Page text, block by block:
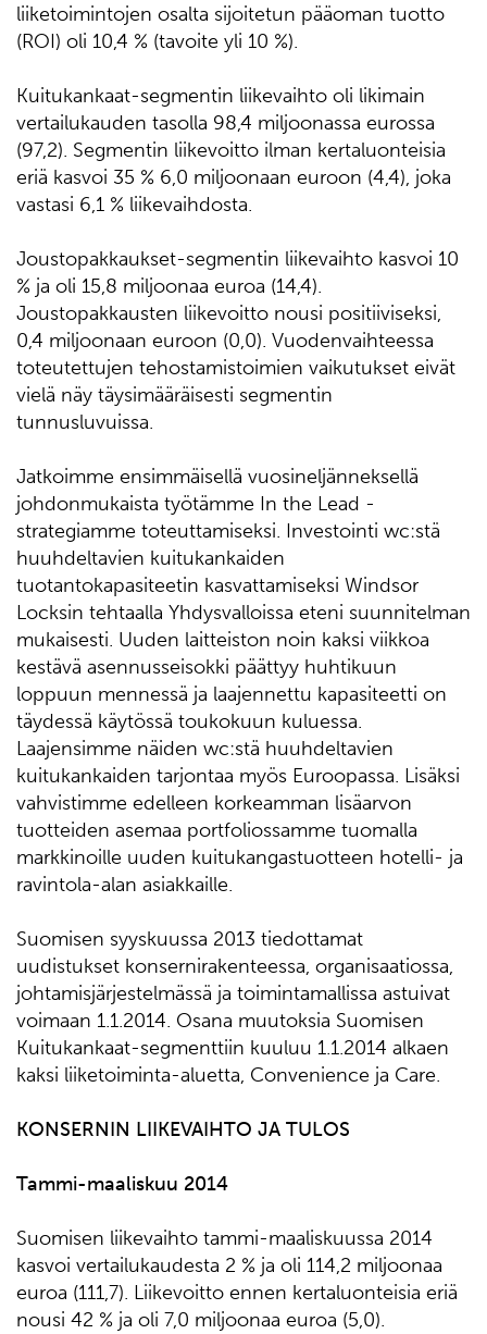
liiketoimintojen osalta sijoitetun pääoman tuotto
(ROI) oli 10,4 % (tavoite yli 10 %).
Kuitukankaat-segmentin liikevaihto oli likimain
vertailukauden tasolla 98,4 miljoonassa eurossa
(97,2). Segmentin liikevoitto ilman kertaluonteisia
eriä kasvoi 35 % 6,0 miljoonaan euroon (4,4), joka
vastasi 6,1 % liikevaihdosta.
Joustopakkaukset-segmentin liikevaihto kasvoi 10
% ja oli 15,8 miljoonaa euroa (14,4).
Joustopakkausten liikevoitto nousi positiiviseksi,
0,4 miljoonaan euroon (0,0). Vuodenvaihteessa
toteutettujen tehostamistoimien vaikutukset eivät
vielä näy täysimääräisesti segmentin
tunnusluvuissa.
Jatkoimme ensimmäisellä vuosineljänneksellä
johdonmukaista työtämme In the Lead -
strategiamme toteuttamiseksi. Investointi wc:stä
huuhdeltavien kuitukankaiden
tuotantokapasiteetin kasvattamiseksi Windsor
Locksin tehtaalla Yhdysvalloissa eteni suunnitelman
mukaisesti. Uuden laitteiston noin kaksi viikkoa
kestävä asennusseisokki päättyy huhtikuun
loppuun mennessä ja laajennettu kapasiteetti on
täydessä käytössä toukokuun kuluessa.
Laajensimme näiden wc:stä huuhdeltavien
kuitukankaiden tarjontaa myös Euroopassa. Lisäksi
vahvistimme edelleen korkeamman lisäarvon
tuotteiden asemaa portfoliossamme tuomalla
markkinoille uuden kuitukangastuotteen hotelli- ja
ravintola-alan asiakkaille.
Suomisen syyskuussa 2013 tiedottamat
uudistukset konsernirakenteessa, organisaatiossa,
johtamisjärjestelmässä ja toimintamallissa astuivat
voimaan 1.1.2014. Osana muutoksia Suomisen
Kuitukankaat-segmenttiin kuuluu 1.1.2014 alkaen
kaksi liiketoiminta-aluetta, Convenience ja Care.
KONSERNIN LIIKEVAIHTO JA TULOS
Tammi-maaliskuu 2014
Suomisen liikevaihto tammi-maaliskuussa 2014
kasvoi vertailukaudesta 2 % ja oli 114,2 miljoonaa
euroa (111,7). Liikevoitto ennen kertaluonteisia eriä
nousi 42 % ja oli 7,0 miljoonaa euroa (5,0).